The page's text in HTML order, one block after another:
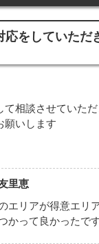
応をしていただ
相談させていた
願いします
里恵
エリアが得意エリ
かって良かったで